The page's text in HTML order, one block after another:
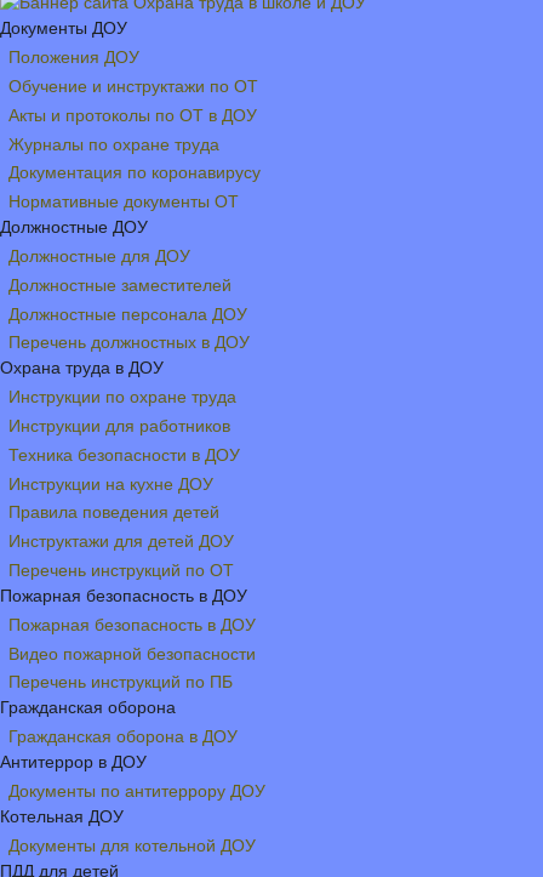
Документы ДОУ
Положения ДОУ
Обучение и инструктажи по ОТ
Акты и протоколы по ОТ в ДОУ
Журналы по охране труда
Документация по коронавирусу
Нормативные документы ОТ
Должностные ДОУ
Должностные для ДОУ
Должностные заместителей
Должностные персонала ДОУ
Перечень должностных в ДОУ
Охрана труда в ДОУ
Инструкции по охране труда
Инструкции для работников
Техника безопасности в ДОУ
Инструкции на кухне ДОУ
Правила поведения детей
Инструктажи для детей ДОУ
Перечень инструкций по ОТ
Пожарная безопасность в ДОУ
Пожарная безопасность в ДОУ
Видео пожарной безопасности
Перечень инструкций по ПБ
Гражданская оборона
Гражданская оборона в ДОУ
Антитеррор в ДОУ
Документы по антитеррору ДОУ
Котельная ДОУ
Документы для котельной ДОУ
ПДД для детей